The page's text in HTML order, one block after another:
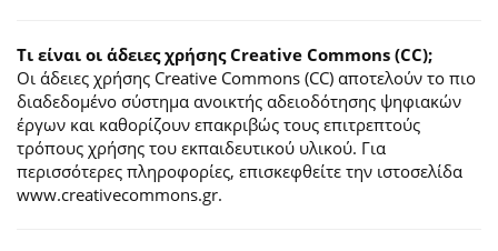
Τι είναι οι άδειες χρήσης Creative Commons (CC);
Οι άδειες χρήσης Creative Commons (CC) αποτελούν το πιο
διαδεδομένο σύστημα ανοικτής αδειοδότησης ψηφιακών
έργων και καθορίζουν επακριβώς τους επιτρεπτούς
τρόπους χρήσης του εκπαιδευτικού υλικού. Για
περισσότερες πληροφορίες, επισκεφθείτε την ιστοσελίδα
www.creativecommons.gr.